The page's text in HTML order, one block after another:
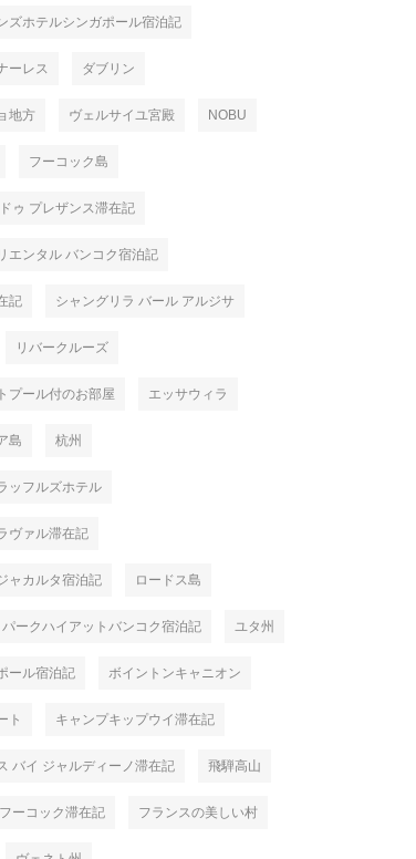
ズホテルシンガポール宿泊記
ーレス ダブリン
地方 ヴェルサイユ宮殿 NOBU
フーコック島
ゥ プレザンス滞在記
エンタル バンコク宿泊記
記 シャングリラ バール アルジサ
リバークルーズ
プール付のお部屋 エッサウィラ
島 杭州
ッフルズホテル
ヴァル滞在記
ャカルタ宿泊記 ロードス島
パークハイアットバンコク宿泊記 ユタ州
ール宿泊記 ボイントンキャニオン
ト キャンプキップウイ滞在記
バイ ジャルディーノ滞在記 飛騨高山
ーコック滞在記 フランスの美しい村